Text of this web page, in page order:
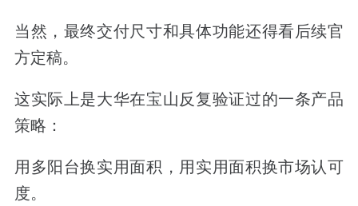
当然，最终交付尺寸和具体功能还得看后续官
方定稿。
这实际上是大华在宝山反复验证过的一条产品
策略：
用多阳台换实用面积，用实用面积换市场认可
度。